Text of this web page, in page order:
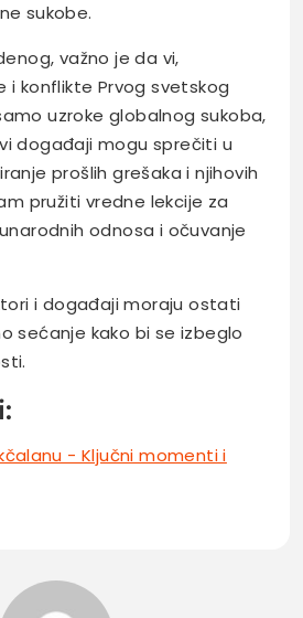
sukobe.
važno je da vi,
i konflikte Prvog svetskog
uzroke globalnog sukoba,
događaji mogu sprečiti u
prošlih grešaka i njihovih
pružiti vredne lekcije za
odnosa i očuvanje
i događaji moraju ostati
sećanje kako bi se izbeglo
- Ključni momenti i